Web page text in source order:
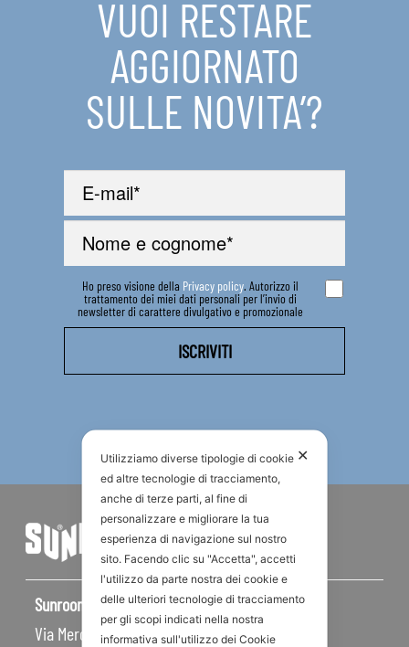
IN EVIDENZA
CONTATTI
VUOI RESTARE
AGGIORNATO
SULLE NOVITA’?
Ho preso visione della Privacy policy. Autorizzo il
trattamento dei miei dati personali per l’invio di
newsletter di carattere divulgativo e promozionale
Sunroom S.p.A – Sede Legale
Via Mercadante, 10 – 47841 Cattolica RN – Italy
✕
Utilizziamo diverse tipologie di cookie
ed altre tecnologie di tracciamento,
anche di terze parti, al fine di
personalizzare e migliorare la tua
esperienza di navigazione sul nostro
sito. Facendo clic su "Accetta", accetti
l'utilizzo da parte nostra dei cookie e
delle ulteriori tecnologie di tracciamento
per gli scopi indicati nella nostra
informativa sull'utilizzo dei Cookie